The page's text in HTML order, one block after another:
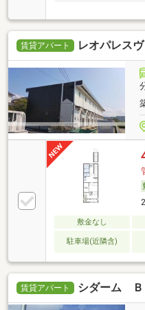
賃貸アパート レオパレス
敷金なし
駐車場(近隣含)
賃貸アパート シダーム Ｂ